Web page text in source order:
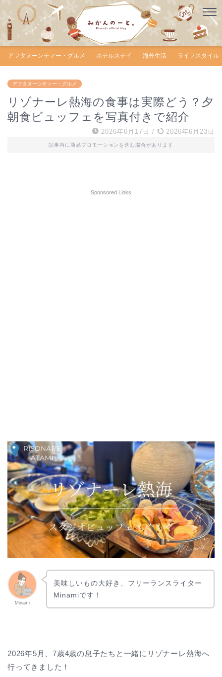
アフタヌーンティー・グルメ ホテルステイ 海外生活 ライフスタイル
アフタヌーンティー・グルメ
リゾナーレ熱海の食事は実際どう？夕
朝食ビュッフェを写真付きで紹介
2026年6月17日 / 2026年6月23日
記事内に商品プロモーションを含む場合があります
Sponsored Links
Minami
美味しいもの大好き、フリーランスライター
Minamiです！
2026年5月、7歳4歳の息子たちと一緒にリゾナーレ熱海へ
行ってきました！